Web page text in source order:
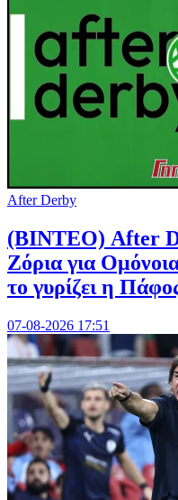
After Derby
(ΒΙΝΤΕΟ) After
Ζόρια για
το γυρίζει η
07-08-2026 17:51